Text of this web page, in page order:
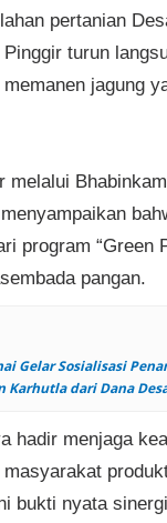
pertanian
turun
jagung
melalui
program “Green
pangan.
Gelar Sosialisasi
Karhutla dari Dana
hadir menjaga
bukti nyata